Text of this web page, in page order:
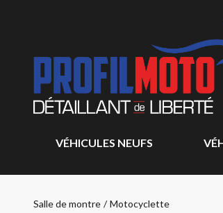
VÉHICULES NEUFS
Salle de montre / Motocyclette